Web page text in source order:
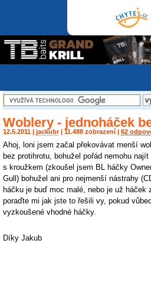
Woblery - jednoháček
12.5.2011 | jackubr| 11.488 zobrazení | 62
Ahoj, loni jsem začal překovávat menší
bez protihrotu, bohužel pořád nemohu
s kroužkem (zkoušel jsem BL háčky
Gull) bohužel ani pro nejmenší nástrahy
háčku je buď moc malé, nebo je už háček
poraďte mi jak jste to řešili vy, pokud
vyzkoušené vhodné háčky.
Díky Jakub